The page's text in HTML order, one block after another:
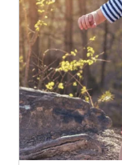
p
r
o
d
u
k
t